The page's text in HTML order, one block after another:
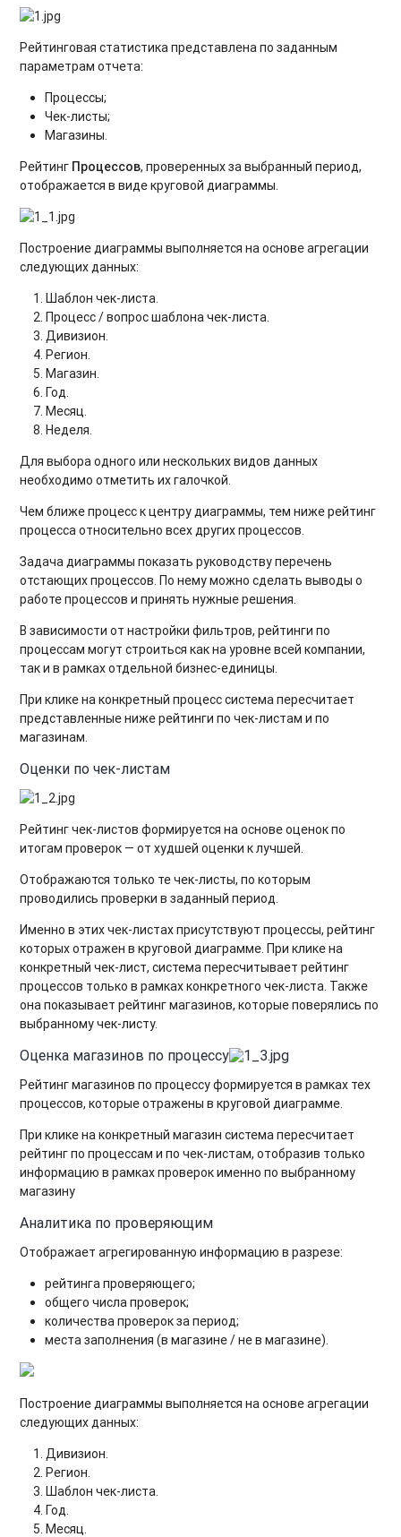
Рейтинговая статистика представлена по заданным
параметрам отчета:
Процессы;
Чек-листы;
Магазины.
Рейтинг Процессов, проверенных за выбранный период,
отображается в виде круговой диаграммы.
Построение диаграммы выполняется на основе агрегации
следующих данных:
Шаблон чек-листа.
Процесс / вопрос шаблона чек-листа.
Дивизион.
Регион.
Магазин.
Год.
Месяц.
Неделя.
Для выбора одного или нескольких видов данных
необходимо отметить их галочкой.
Чем ближе процесс к центру диаграммы, тем ниже рейтинг
процесса относительно всех других процессов.
Задача диаграммы показать руководству перечень
отстающих процессов. По нему можно сделать выводы о
работе процессов и принять нужные решения.
В зависимости от настройки фильтров, рейтинги по
процессам могут строиться как на уровне всей компании,
так и в рамках отдельной бизнес-единицы.
При клике на конкретный процесс система пересчитает
представленные ниже рейтинги по чек-листам и по
магазинам.
Оценки по чек-листам
Рейтинг чек-листов формируется на основе оценок по
итогам проверок — от худшей оценки к лучшей.
Отображаются только те чек-листы, по которым
проводились проверки в заданный период.
Именно в этих чек-листах присутствуют процессы, рейтинг
которых отражен в круговой диаграмме. При клике на
конкретный чек-лист, система пересчитывает рейтинг
процессов только в рамках конкретного чек-листа. Также
она показывает рейтинг магазинов, которые поверялись по
выбранному чек-листу.
Оценка магазинов по процессу
Рейтинг магазинов по процессу формируется в рамках тех
процессов, которые отражены в круговой диаграмме.
При клике на конкретный магазин система пересчитает
рейтинг по процессам и по чек-листам, отобразив только
информацию в рамках проверок именно по выбранному
магазину
Аналитика по проверяющим
Отображает агрегированную информацию в разрезе:
рейтинга проверяющего;
общего числа проверок;
количества проверок за период;
места заполнения (в магазине / не в магазине).
Построение диаграммы выполняется на основе агрегации
следующих данных:
Дивизион.
Регион.
Шаблон чек-листа.
Год.
Месяц.